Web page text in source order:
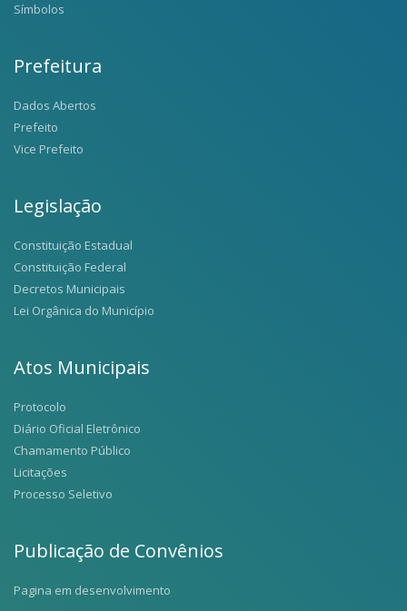
Símbolos
Prefeitura
Dados Abertos
Prefeito
Vice Prefeito
Legislação
Constituição Estadual
Constituição Federal
Decretos Municipais
Lei Orgânica do Município
Atos Municipais
Protocolo
Diário Oficial Eletrônico
Chamamento Público
Licitações
Processo Seletivo
Publicação de Convênios
Pagina em desenvolvimento